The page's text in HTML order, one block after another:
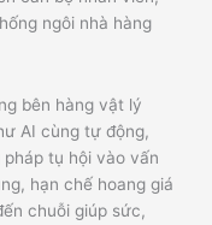
ngôi nhà hàng
bên hàng vật lý
AI cùng tự động,
tụ hội vào vấn
hạn chế hoang giá
chuỗi giúp sức,